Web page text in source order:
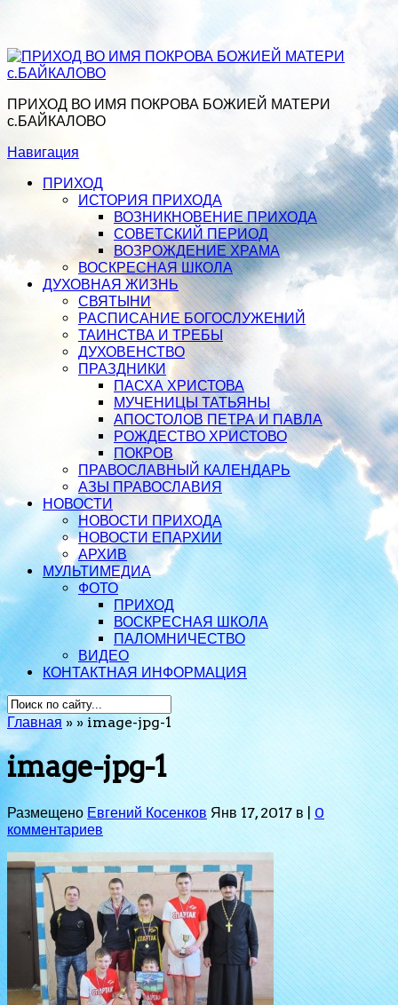
ПРИХОД ВО ИМЯ ПОКРОВА БОЖИЕЙ МАТЕРИ
с.БАЙКАЛОВО
Навигация
ПРИХОД
ИСТОРИЯ ПРИХОДА
ВОЗНИКНОВЕНИЕ ПРИХОДА
СОВЕТСКИЙ ПЕРИОД
ВОЗРОЖДЕНИЕ ХРАМА
ВОСКРЕСНАЯ ШКОЛА
ДУХОВНАЯ ЖИЗНЬ
СВЯТЫНИ
РАСПИСАНИЕ БОГОСЛУЖЕНИЙ
ТАИНСТВА И ТРЕБЫ
ДУХОВЕНСТВО
ПРАЗДНИКИ
ПАСХА ХРИСТОВА
МУЧЕНИЦЫ ТАТЬЯНЫ
АПОСТОЛОВ ПЕТРА И ПАВЛА
РОЖДЕСТВО ХРИСТОВО
ПОКРОВ
ПРАВОСЛАВНЫЙ КАЛЕНДАРЬ
АЗЫ ПРАВОСЛАВИЯ
НОВОСТИ
НОВОСТИ ПРИХОДА
НОВОСТИ ЕПАРХИИ
АРХИВ
МУЛЬТИМЕДИА
ФОТО
ПРИХОД
ВОСКРЕСНАЯ ШКОЛА
ПАЛОМНИЧЕСТВО
ВИДЕО
КОНТАКТНАЯ ИНФОРМАЦИЯ
Главная » » image-jpg-1
image-jpg-1
Размещено Евгений Косенков Янв 17, 2017 в | 0
комментариев